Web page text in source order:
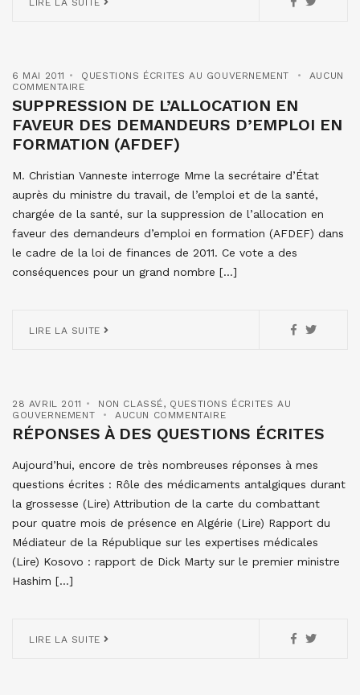
LIRE LA SUITE
6 MAI 2011 QUESTIONS ÉCRITES AU GOUVERNEMENT
AUCUN
COMMENTAIRE
SUPPRESSION DE L’ALLOCATION EN
FAVEUR DES DEMANDEURS D’EMPLOI EN
FORMATION (AFDEF)
M. Christian Vanneste interroge Mme la secrétaire d’État
auprès du ministre du travail, de l’emploi et de la santé,
chargée de la santé, sur la suppression de l’allocation en
faveur des demandeurs d’emploi en formation (AFDEF) dans
le cadre de la loi de finances de 2011. Ce vote a des
conséquences pour un grand nombre […]
LIRE LA SUITE
28 AVRIL 2011 NON CLASSÉ, QUESTIONS ÉCRITES AU
GOUVERNEMENT
AUCUN COMMENTAIRE
RÉPONSES À DES QUESTIONS ÉCRITES
Aujourd’hui, encore de très nombreuses réponses à mes
questions écrites : Rôle des médicaments antalgiques durant
la grossesse (Lire) Attribution de la carte du combattant
pour quatre mois de présence en Algérie (Lire) Rapport du
Médiateur de la République sur les expertises médicales
(Lire) Kosovo : rapport de Dick Marty sur le premier ministre
Hashim […]
LIRE LA SUITE